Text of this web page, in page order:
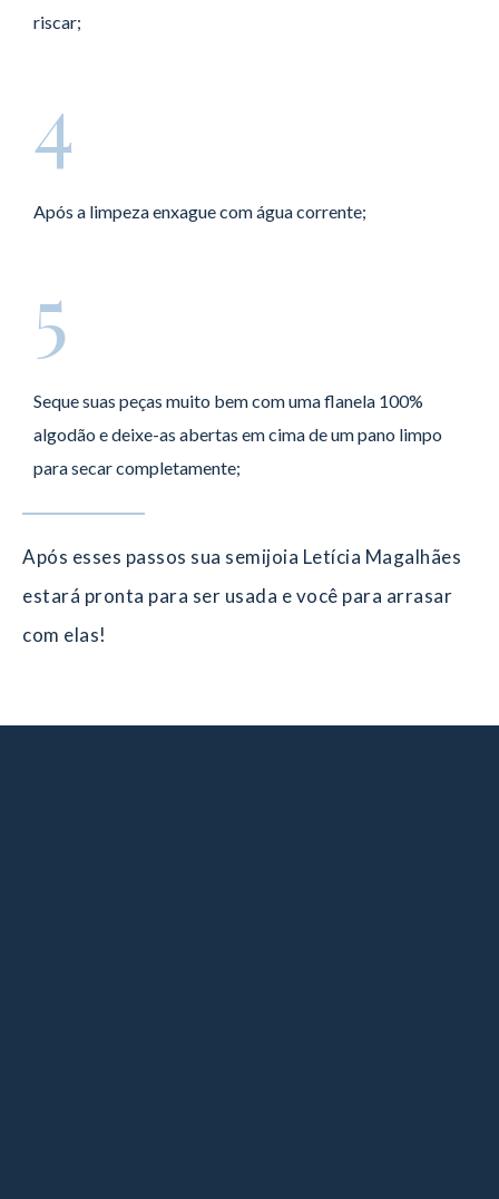
riscar;
4
Após a limpeza enxague com água corrente;
5
Seque suas peças muito bem com uma flanela 100%
algodão e deixe-as abertas em cima de um pano limpo
para secar completamente;
Após esses passos sua semijoia Letícia Magalhães
estará pronta para ser usada e você para arrasar
com elas!